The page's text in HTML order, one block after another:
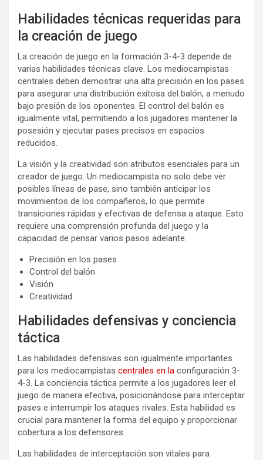
Habilidades técnicas requeridas para
la creación de juego
La creación de juego en la formación 3-4-3 depende de
varias habilidades técnicas clave. Los mediocampistas
centrales deben demostrar una alta precisión en los pases
para asegurar una distribución exitosa del balón, a menudo
bajo presión de los oponentes. El control del balón es
igualmente vital, permitiendo a los jugadores mantener la
posesión y ejecutar pases precisos en espacios
reducidos.
La visión y la creatividad son atributos esenciales para un
creador de juego. Un mediocampista no solo debe ver
posibles líneas de pase, sino también anticipar los
movimientos de los compañeros, lo que permite
transiciones rápidas y efectivas de defensa a ataque. Esto
requiere una comprensión profunda del juego y la
capacidad de pensar varios pasos adelante.
Precisión en los pases
Control del balón
Visión
Creatividad
Habilidades defensivas y conciencia
táctica
Las habilidades defensivas son igualmente importantes
para los mediocampistas centrales en la configuración 3-
4-3. La conciencia táctica permite a los jugadores leer el
juego de manera efectiva, posicionándose para interceptar
pases e interrumpir los ataques rivales. Esta habilidad es
crucial para mantener la forma del equipo y proporcionar
cobertura a los defensores.
Las habilidades de interceptación son vitales para